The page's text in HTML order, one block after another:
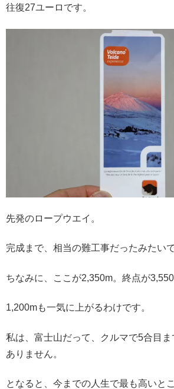
往復27ユーロです。
先発のロープウエイ。
完成まで、相当の難工事だったみたいで
ちなみに、ここが2,350m。終点が
1,200mも一気に上がるわけです。
私は、富士山だって、クルマで5合目
ありません。
となると、今までの人生で最も高いと